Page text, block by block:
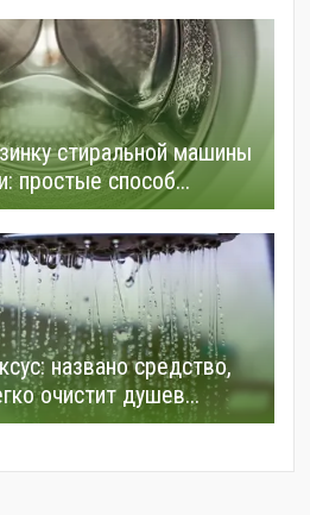
стиральной машины
простые способ...
названо средство,
очистит душев...